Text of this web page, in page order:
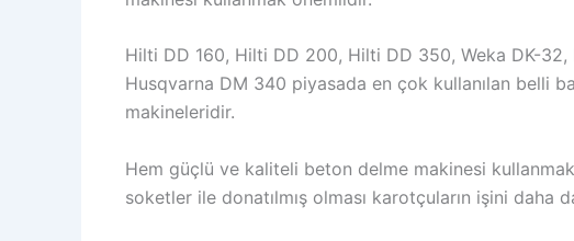
Hilti DD 160, Hilti DD 200, Hilti DD 350, Weka DK-
Husqvarna DM 340 piyasada en çok kullanılan belli
makineleridir.
Hem güçlü ve kaliteli beton delme makinesi
soketler ile donatılmış olması karotçuların işini daha